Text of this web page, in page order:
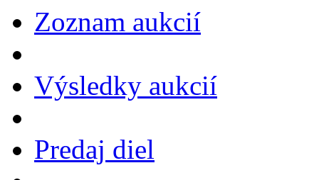
Zoznam aukcií
Výsledky aukcií
Predaj diel